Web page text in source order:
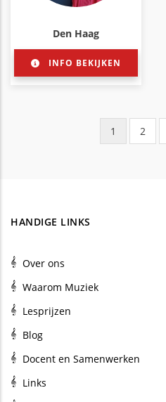
Den Haag
INFO BEKIJKEN
Huidige
pagina
1 2
HANDIGE LINKS
Over ons
Waarom Muziek
Lesprijzen
Blog
Docent en Samenwerken
Links